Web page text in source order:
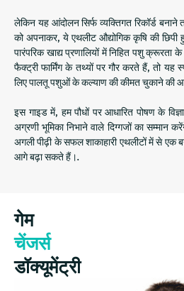
लेकिन यह आंदोलन सिर्फ व्यक्तिगत रिकॉर्ड बनाने
को अपनाकर, ये एथलीट औद्योगिक कृषि की
पारंपरिक खाद्य प्रणालियों में निहित पशु
फैक्ट्री फार्मिंग के तथ्यों पर गौर करते हैं, तो यह
लिए पालतू पशुओं के कल्याण की कीमत चुकाने की
इस गाइड में, हम पौधों पर आधारित पोषण के
अग्रणी भूमिका निभाने वाले दिग्गजों का
अगली पीढ़ी के सफल शाकाहारी एथलीटों में से एक
आगे बढ़ा सकते हैं।.
गेम
चेंजर्स
डॉक्यूमेंट्री